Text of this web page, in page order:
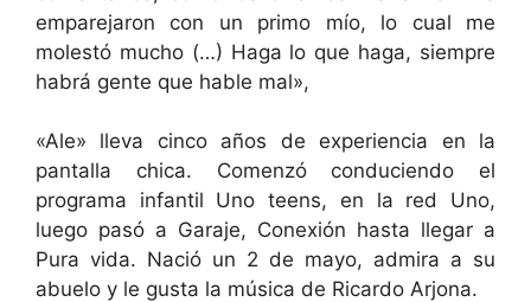
emparejaron con un primo mío, lo cual me
molestó mucho (…) Haga lo que haga, siempre
habrá gente que hable mal»,
«Ale» lleva cinco años de experiencia en la
pantalla chica. Comenzó conduciendo el
programa infantil Uno teens, en la red Uno,
luego pasó a Garaje, Conexión hasta llegar a
Pura vida. Nació un 2 de mayo, admira a su
abuelo y le gusta la música de Ricardo Arjona.